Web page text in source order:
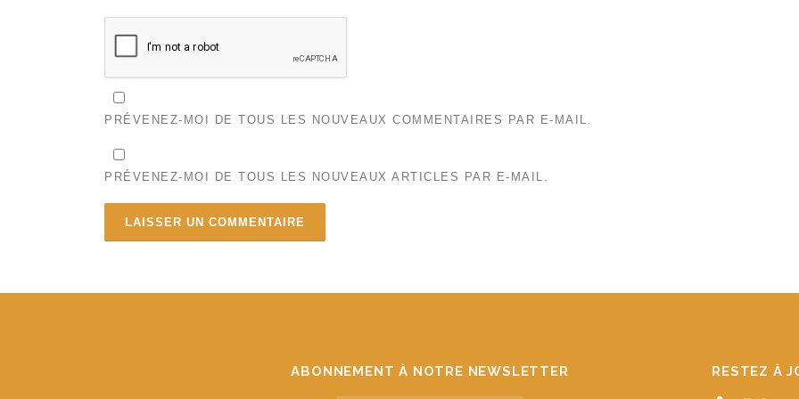
PRÉVENEZ-MOI DE TOUS LES NOUVEAUX COMMENTAIRES PAR E-MAIL.
PRÉVENEZ-MOI DE TOUS LES NOUVEAUX ARTICLES PAR E-MAIL.
ABONNEMENT À NOTRE NEWSLETTER RESTEZ À